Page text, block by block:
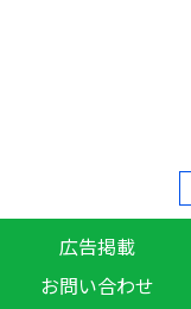
広告掲載
お問い合わせ